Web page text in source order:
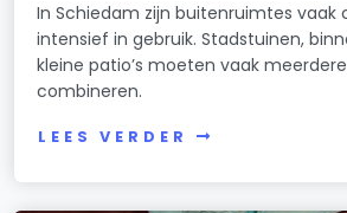
In Schiedam zijn buitenruimtes
intensief in gebruik. Stadstuinen,
kleine patio’s moeten vaak
combineren.
LEES VERDER